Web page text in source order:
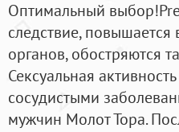
Оптимальный
следствие,
органов, обостряются
Сексуальная
сосудистыми
мужчин Молот Тора.